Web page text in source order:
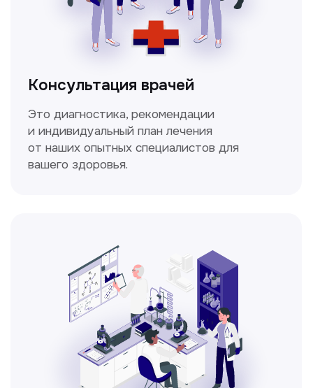
Метод исследования функции внешнего
дыхания, включающий в себя измерение
объёмных и скоростных показателей